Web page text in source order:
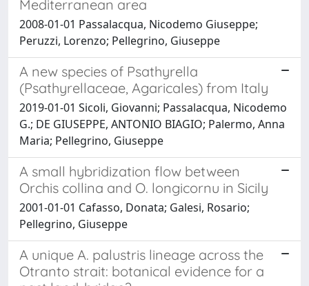
Mediterranean area
2008-01-01 Passalacqua, Nicodemo Giuseppe;
Peruzzi, Lorenzo; Pellegrino, Giuseppe
A new species of Psathyrella
(Psathyrellaceae, Agaricales) from Italy
2019-01-01 Sicoli, Giovanni; Passalacqua, Nicodemo
G.; DE GIUSEPPE, ANTONIO BIAGIO; Palermo, Anna
Maria; Pellegrino, Giuseppe
A small hybridization flow between
Orchis collina and O. longicornu in Sicily
2001-01-01 Cafasso, Donata; Galesi, Rosario;
Pellegrino, Giuseppe
A unique A. palustris lineage across the
Otranto strait: botanical evidence for a